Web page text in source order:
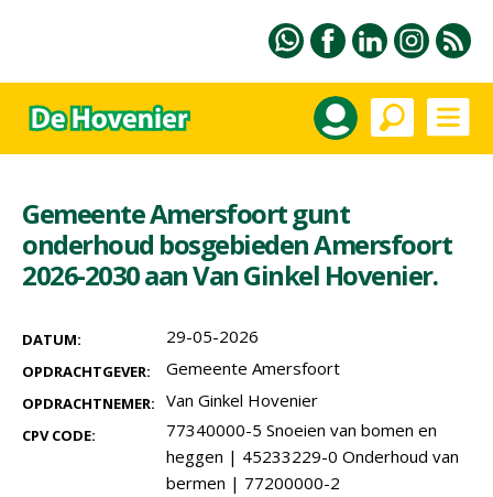
Gemeente Amersfoort gunt
onderhoud bosgebieden Amersfoort
2026-2030 aan Van Ginkel Hovenier.
DATUM: 29-05-2026
OPDRACHTGEVER: Gemeente Amersfoort
OPDRACHTNEMER: Van Ginkel Hovenier
CPV CODE:
77340000-5 Snoeien van bomen en
heggen | 45233229-0 Onderhoud van
bermen | 77200000-2